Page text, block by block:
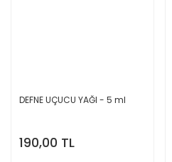
DEFNE UÇUCU YAĞI - 5 ml
190,00 TL